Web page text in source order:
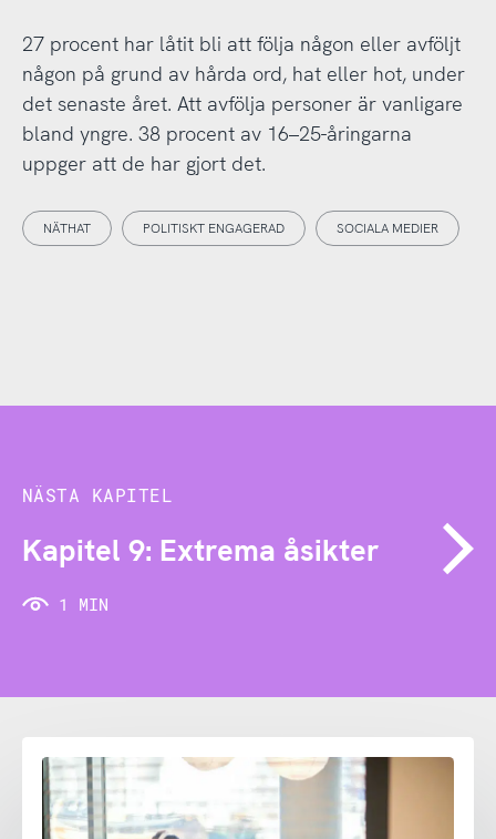
27 procent har låtit bli att följa någon eller avföljt
någon på grund av hårda ord, hat eller hot, under
det senaste året. Att avfölja personer är vanligare
bland yngre. 38 procent av 16–25-åringarna
uppger att de har gjort det.
NÄTHAT POLITISKT ENGAGERAD SOCIALA MEDIER
NÄSTA KAPITEL
Kapitel 9: Extrema åsikter
1 MIN